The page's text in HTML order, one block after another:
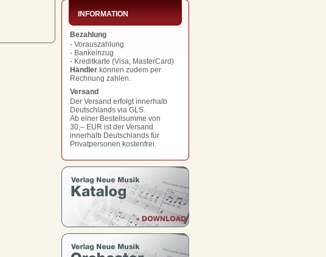
INFORMATION
Bezahlung
- Vorauszahlung
- Bankeinzug
- Kreditkarte (Visa, MasterCard)
Händler können zudem per
Rechnung zahlen.
Versand
Der Versand erfolgt innerhalb
Deutschlands via GLS.
Ab einer Bestellsumme von
30,– EUR ist der Versand
innerhalb Deutschlands für
Privatpersonen kostenfrei.